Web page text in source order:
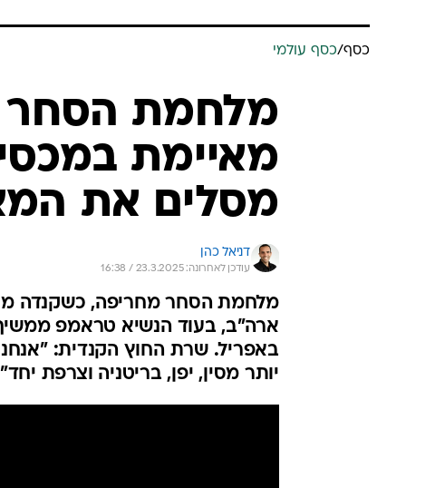
כסף/כסף עולמי
מלחמת
מאיימת
מסלים את
דניאל כהן
עודכן לאחרונה: 23.3.2025 / 16:38
מלחמת הסחר מחריפה, כשקנדה
באפריל. שרת החוץ הקנדית:
יותר מסין, יפן, בריטניה וצרפת יחד"